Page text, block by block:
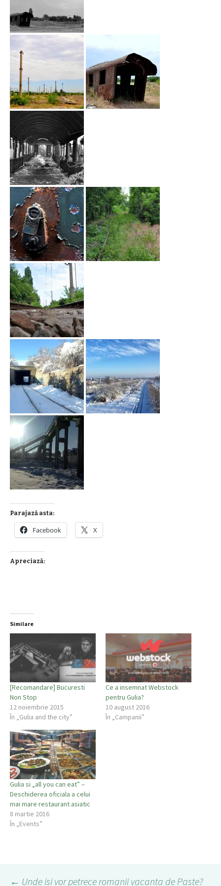
Parajază asta:
Facebook X
Apreciază:
Similare
[Recomandare] Bucuresti
Non Stop
12 noiembrie 2015
În „Gulia and the city”
Ce a insemnat Webstock
pentru Gulia?
10 august 2016
În „Campanii”
Gulia si „all you can eat” –
Deschiderea oficiala a celui
mai mare restaurant asiatic
8 martie 2016
În „Events”
← Unde isi vor petrece romanii vacanta de Paste?